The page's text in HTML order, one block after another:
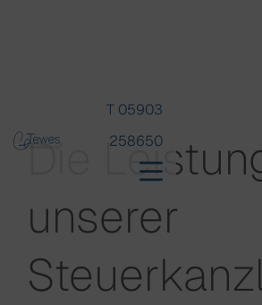
T 05903
258650
Die
unserer